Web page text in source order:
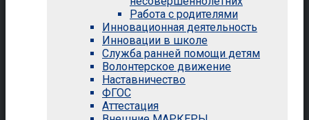
Работа с родителями
Инновационная деятельность
Инновации в школе
Служба ранней помощи детям
Волонтерское движение
Наставничество
ФГОС
Аттестация